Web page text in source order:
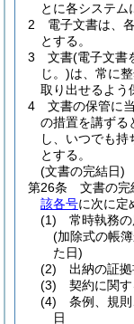
とに各システム
2
電子文書は、
とする。
3
文書(電子文書
じ。)は、常に
取り出せるよう
4
文書の保管に
の措置を講ずる
し、いつでも
とする。
(文書の完結日)
第26条
文書の完
該各号に次に定
(1)
常時執務
(加除式の帳
た日)
(2)
出納の証
(3)
契約に関
(4)
条例、規
日